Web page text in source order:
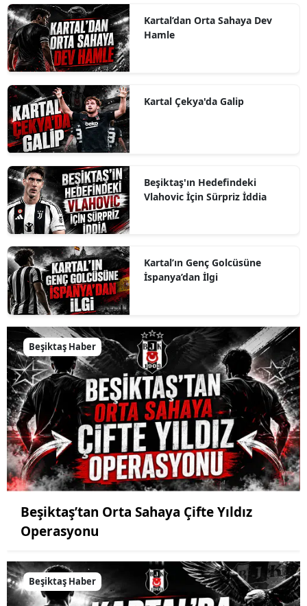
Kartal’dan Orta Sahaya Dev
Hamle
Kartal Çekya'da Galip
Beşiktaş'ın Hedefindeki
Vlahovic İçin Sürpriz İddia
Kartal’ın Genç Golcüsüne
İspanya’dan İlgi
Beşiktaş Haber
Beşiktaş’tan Orta Sahaya Çifte Yıldız
Operasyonu
Beşiktaş Haber